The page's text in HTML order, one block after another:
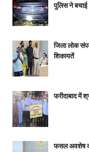
पुलिस ने
जिला लोक
शिकायतें
फरीदाबाद में
फसल अवशेष